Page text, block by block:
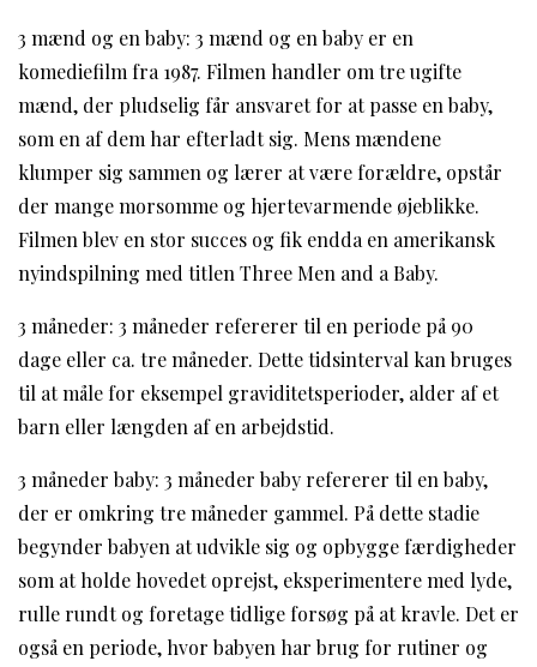
3 mænd og en baby: 3 mænd og en baby er en
komediefilm fra 1987. Filmen handler om tre ugifte
mænd, der pludselig får ansvaret for at passe en baby,
som en af dem har efterladt sig. Mens mændene
klumper sig sammen og lærer at være forældre, opstår
der mange morsomme og hjertevarmende øjeblikke.
Filmen blev en stor succes og fik endda en amerikansk
nyindspilning med titlen Three Men and a Baby.
3 måneder: 3 måneder refererer til en periode på 90
dage eller ca. tre måneder. Dette tidsinterval kan bruges
til at måle for eksempel graviditetsperioder, alder af et
barn eller længden af en arbejdstid.
3 måneder baby: 3 måneder baby refererer til en baby,
der er omkring tre måneder gammel. På dette stadie
begynder babyen at udvikle sig og opbygge færdigheder
som at holde hovedet oprejst, eksperimentere med lyde,
rulle rundt og foretage tidlige forsøg på at kravle. Det er
også en periode, hvor babyen har brug for rutiner og